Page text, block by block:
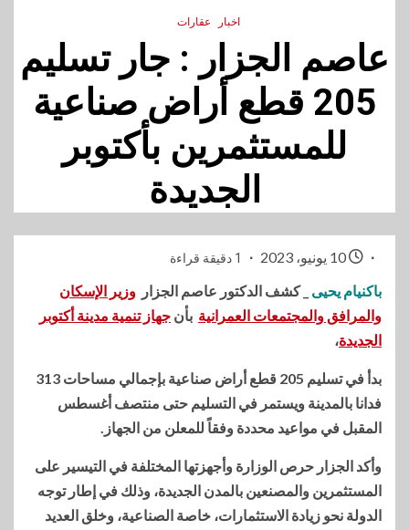
اخبار عقارات
عاصم الجزار : جار تسليم
205 قطع أراض صناعية
للمستثمرين بأكتوبر
الجديدة
1 دقيقة قراءة
باكنيام يحيى _ كشف الدكتور عاصم الجزار وزير الإسكان
والمرافق والمجتمعات العمرانية بأن جهاز تنمية مدينة أكتوبر
الجديدة،
بدأ في تسليم 205 قطع أراض صناعية بإجمالي مساحات 313
فدانا بالمدينة ويستمر في التسليم حتى منتصف أغسطس
المقبل في مواعيد محددة وفقاً للمعلن من الجهاز.
وأكد الجزار حرص الوزارة وأجهزتها المختلفة في التيسير على
المستثمرين والمصنعين بالمدن الجديدة، وذلك في إطار توجه
الدولة نحو زيادة الاستثمارات، خاصة الصناعية، وخلق العديد